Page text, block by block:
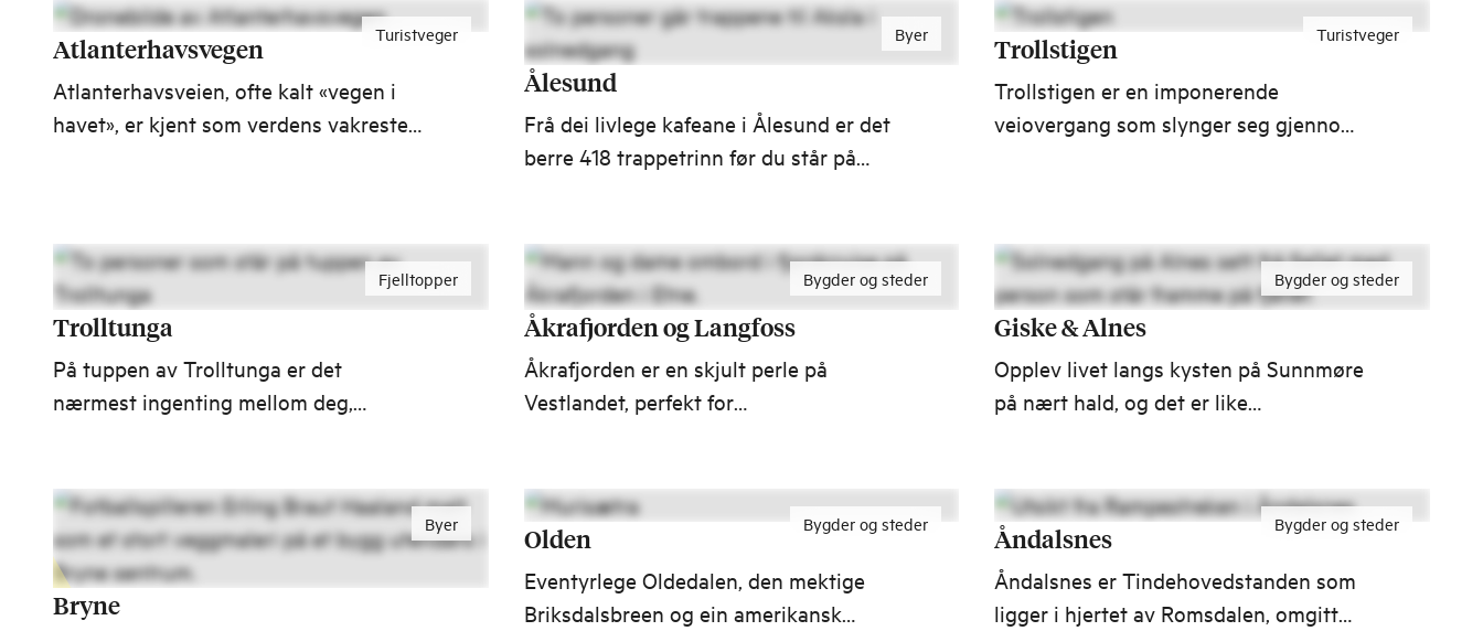
Turistveger
Atlanterhavsvegen
Atlanterhavsveien, ofte kalt «vegen i
havet», er kjent som verdens vakreste
dramatisk landskap der hav og himmel
møtes.
Byer
Ålesund
Frå dei livlege kafeane i Ålesund er det
berre 418 trappetrinn før du står på
1904 ble byen bygd opp i jugendstil.
Med fargerike bygg i storslått natur er
det ikkje rart at National Geographic
har kåra Ålesund til ein av dei vakraste
hamnebyane i verda.
Turistveger
Trollstigen
Trollstigen er en imponerende
veiovergang som slynger seg gjennom
Fjelltopper
Trolltunga
På tuppen av Trolltunga er det
nærmest ingenting mellom deg,
går verden rundt?
Bygder og steder
Åkrafjorden og Langfoss
Åkrafjorden er en skjult perle på
Vestlandet, perfekt for
venter natur, aktiviteter og
uforglemmelige opplevelser!
Bygder og steder
Giske & Alnes
Opplev livet langs kysten på Sunnmøre
på nært hald, og det er like
andre stader med kysthistorie som for
eksempel Ålesund, Ona og Runde.
Byer
Bryne
Bygder og steder
Olden
Eventyrlege Oldedalen, den mektige
Briksdalsbreen og ein amerikansk
Bygder og steder
Åndalsnes
Åndalsnes er Tindehovedstanden som
ligger i hjertet av Romsdalen, omgitt